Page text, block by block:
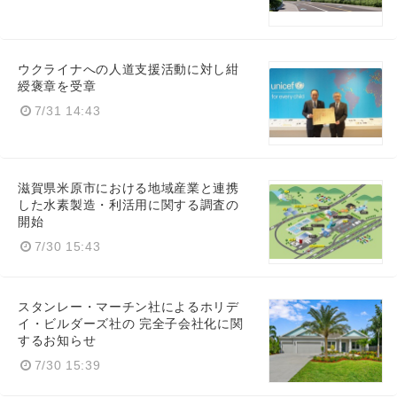
ウクライナへの人道支援活動に対し紺
綬褒章を受章
7/31 14:43
滋賀県米原市における地域産業と連携
した水素製造・利活用に関する調査の
開始
7/30 15:43
スタンレー・マーチン社によるホリデ
イ・ビルダーズ社の 完全子会社化に関
するお知らせ
7/30 15:39